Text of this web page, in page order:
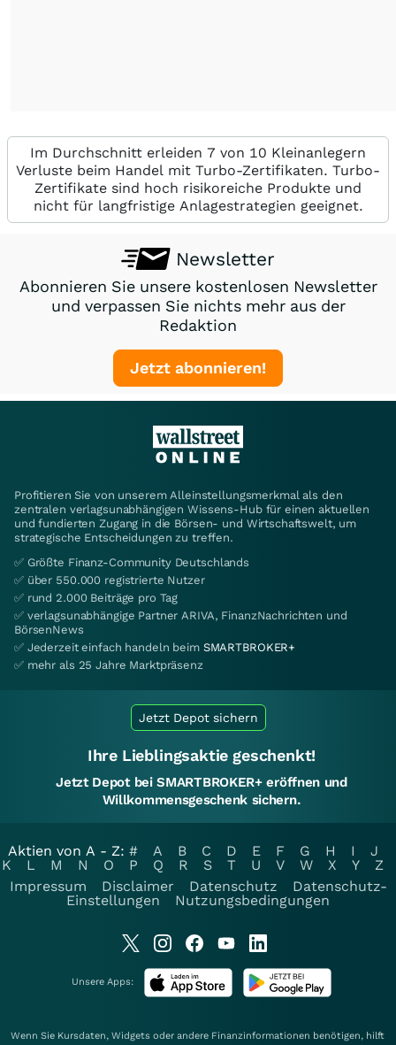
Im Durchschnitt erleiden 7 von 10 Kleinanlegern
Verluste beim Handel mit Turbo-Zertifikaten. Turbo-
Zertifikate sind hoch risikoreiche Produkte und
nicht für langfristige Anlagestrategien geeignet.
Newsletter
Abonnieren Sie unsere kostenlosen Newsletter
und verpassen Sie nichts mehr aus der
Redaktion
Jetzt abonnieren!
Profitieren Sie von unserem Alleinstellungsmerkmal als den
zentralen verlagsunabhängigen Wissens-Hub für einen aktuellen
und fundierten Zugang in die Börsen- und Wirtschaftswelt, um
strategische Entscheidungen zu treffen.
✅ Größte Finanz-Community Deutschlands
✅ über 550.000 registrierte Nutzer
✅ rund 2.000 Beiträge pro Tag
✅ verlagsunabhängige Partner ARIVA, FinanzNachrichten und
BörsenNews
✅ Jederzeit einfach handeln beim SMARTBROKER+
✅ mehr als 25 Jahre Marktpräsenz
Jetzt Depot sichern
Ihre Lieblingsaktie geschenkt!
Jetzt Depot bei SMARTBROKER+ eröffnen und
Willkommensgeschenk sichern.
Aktien von A - Z: # A B C D E F G H I
J
K
L M N O P Q R S T U V W X Y
Z
Impressum
Disclaimer Datenschutz
Datenschutz-
Einstellungen
Nutzungsbedingungen
Unsere Apps:
Wenn Sie Kursdaten, Widgets oder andere Finanzinformationen benötigen, hilft